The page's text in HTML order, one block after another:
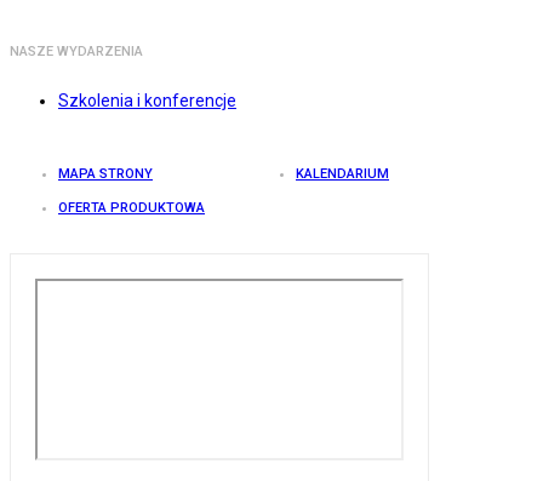
NASZE WYDARZENIA
Szkolenia i konferencje
MAPA STRONY KALENDARIUM
OFERTA PRODUKTOWA